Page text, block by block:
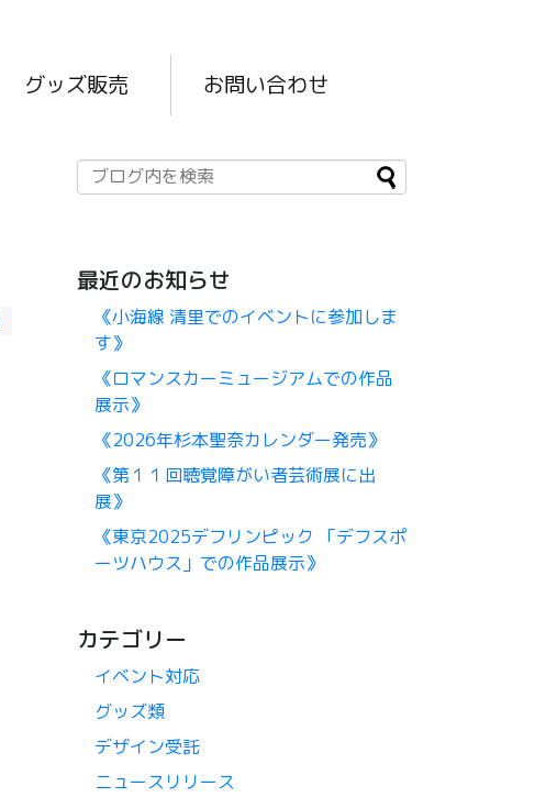
グッズ販売 お問い合わせ
最近のお知らせ
《小海線 清里でのイベントに参加しま
す》
《ロマンスカーミュージアムでの作品
展示》
《2026年杉本聖奈カレンダー発売》
《第１１回聴覚障がい者芸術展に出
展》
《東京2025デフリンピック 「デフスポ
ーツハウス」での作品展示》
カテゴリー
イベント対応
グッズ類
デザイン受託
ニュースリリース